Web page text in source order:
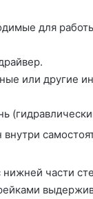
для
или другие
части